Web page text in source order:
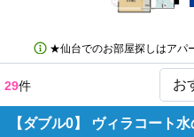
★仙台でのお部屋探しはアパ
29件
【ダブル0】 ヴィラコート